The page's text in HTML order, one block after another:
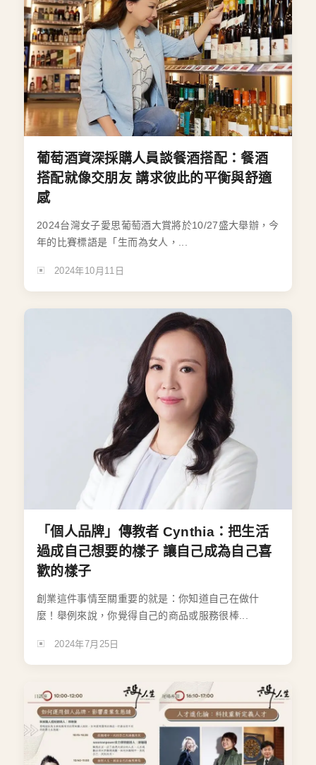
葡萄酒資深採購人員談餐酒搭配：餐酒
搭配就像交朋友 講求彼此的平衡與舒適
感
2024台灣女子愛思葡萄酒大賞將於10/27盛大舉辦，今
年的比賽標語是「生而為女人，...
2024年10月11日
「個人品牌」傳教者 Cynthia：把生活
過成自己想要的樣子 讓自己成為自己喜
歡的樣子
創業這件事情至關重要的就是：你知道自己在做什
麼！舉例來說，你覺得自己的商品或服務很棒...
2024年7月25日